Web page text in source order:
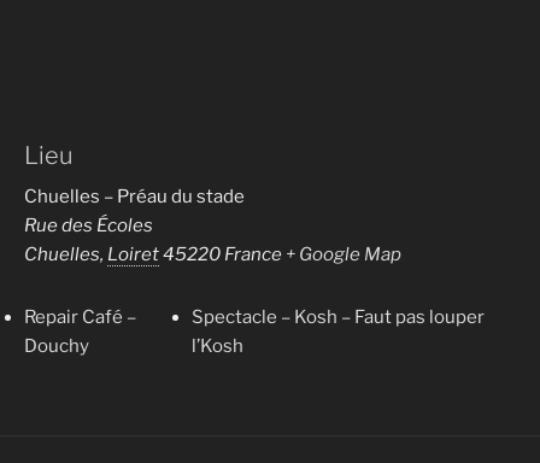
Lieu
Chuelles – Préau du stade
Rue des Écoles
Chuelles, Loiret45220 France + Google Map
Repair Café –
Douchy
Spectacle – Kosh – Faut pas louper
l’Kosh